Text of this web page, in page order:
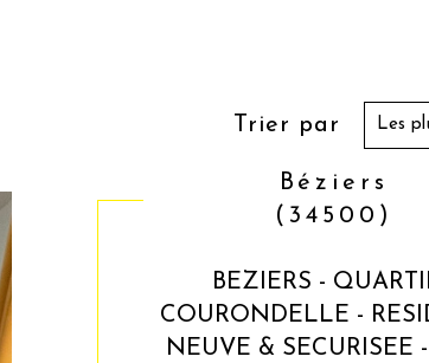
Trier par Les
Béziers
(34500)
BEZIERS -
COURONDELLE -
NEUVE & SECURISEE -